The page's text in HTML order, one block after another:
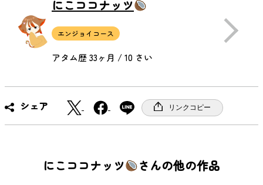
にこココナッツ
エンジョイコース
アタム歴 33ヶ月 / 10 さい
シェア
a
c
o
リンクコピー
にこココナッツ さんの他の作品